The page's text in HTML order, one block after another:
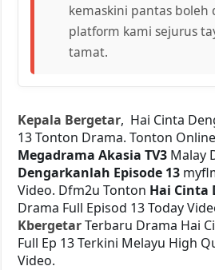
kemaskini pantas boleh
platform kami sejurus
tamat.
Kepala Bergetar, Hai Cinta
13 Tonton Drama. Tonton
Megadrama Akasia TV3 Malay
Dengarkanlah Episode 13
Video. Dfm2u Tonton Hai Cinta
Drama Full Episod 13 Today
KbergetarTerbaru Drama Hai
Full Ep 13 Terkini Melayu High
Video.